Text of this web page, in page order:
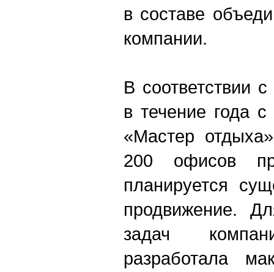
в составе
компании.
В соответствии
в течение года
«Мастер
200 офисов
планируется
продвижение.
задач
разработала